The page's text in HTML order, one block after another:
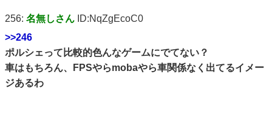
256: 名無しさん ID:NqZgEcoC0
>>246
ポルシェって比較的色んなゲームにでてない？
車はもちろん、FPSやらmobaやら車関係なく出てるイメー
ジあるわ